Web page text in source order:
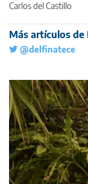
Carlos del Castillo
Más artículos de
@delfinatece